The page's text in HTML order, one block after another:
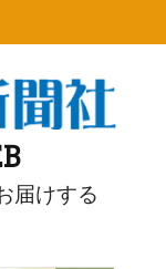
届けする